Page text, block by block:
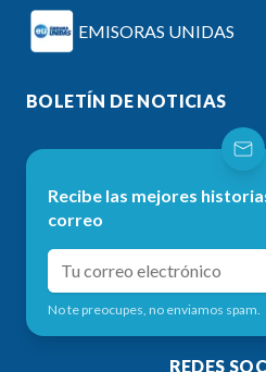
EMISORAS UNIDAS
BOLETÍN DE NOTICIAS
Recibe las mejores
correo
No te preocupes, no enviamos spam.
REDES